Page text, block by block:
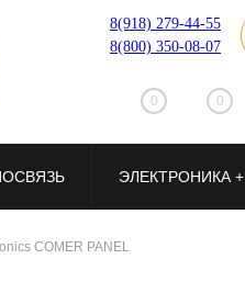
8(918) 279-44-55
8(800) 350-08-07
0 0
ЭЛЕКТРОНИКА +
COMER PANEL